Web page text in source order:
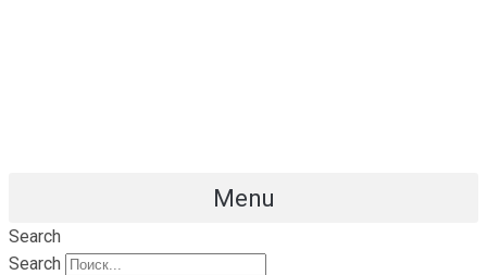
Menu
Search
Search